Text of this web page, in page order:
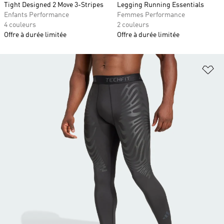
Tight Designed 2 Move 3-Stripes
Enfants Performance
4 couleurs
Offre à durée limitée
Legging Running Essentials
Femmes Performance
2 couleurs
Offre à durée limitée